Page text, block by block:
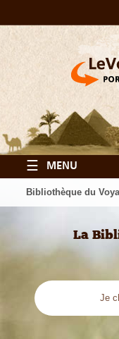
☰ MENU
Bibliothèque du
La